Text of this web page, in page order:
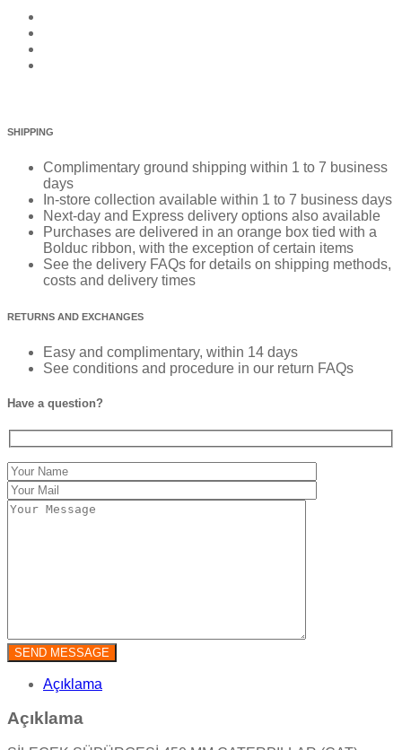
SHIPPING
Complimentary ground shipping within 1 to 7 business
days
In-store collection available within 1 to 7 business days
Next-day and Express delivery options also available
Purchases are delivered in an orange box tied with a
Bolduc ribbon, with the exception of certain items
See the delivery FAQs for details on shipping methods,
costs and delivery times
RETURNS AND EXCHANGES
Easy and complimentary, within 14 days
See conditions and procedure in our return FAQs
Have a question?
Açıklama
Açıklama